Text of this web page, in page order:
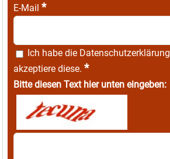
E-Mail *
Ich habe die Datenschutzerklärung
akzeptiere diese. *
Bitte diesen Text hier unten eingeben: